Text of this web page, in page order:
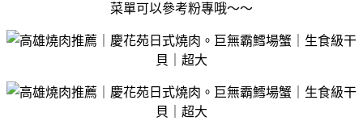
菜單可以參考粉專哦～～